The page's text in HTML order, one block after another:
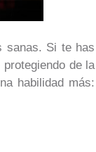
sanas. Si te has
de la
habilidad más: